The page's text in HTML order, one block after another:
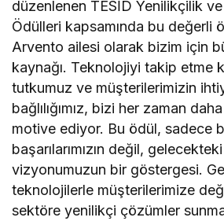
düzenlenen TESİD Yenilikçilik ve
Ödülleri kapsamında bu değerli
Arvento ailesi olarak bizim için
kaynağı. Teknolojiyi takip etme
tutkumuz ve müşterilerimizin
bağlılığımız, bizi her zaman
motive ediyor. Bu ödül, sadece
başarılarımızın değil,
vizyonumuzun bir göstergesi.
teknolojilerle müşterilerimize
sektöre yenilikçi çözümler